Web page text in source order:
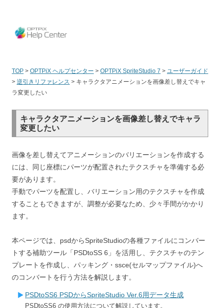
TOP > OPTPiX ヘルプセンター > OPTPiX SpriteStudio 7 > ユーザーガイド
> 逆引きリファレンス > キャラクタアニメーションを画像差し替えでキャ
ラ変更したい
キャラクタアニメーションを画像差し替えでキャラ
変更したい
画像を差し替えてアニメーションのバリエーションを作成する
には、同じ座標にパーツが配置されたテクスチャを準備する必
要があります。
手動でパーツを配置し、バリエーション用のテクスチャを作成
することもできますが、調整が必要なため、少々手間がかかり
ます。
本ページでは、psdからSpriteStudioの各種ファイルにコンバー
トする補助ツール「PSDtoSS 6」を活用し、テクスチャのテン
プレートを作成し、パッキング・ssce(セルマップファイル)へ
のコンバートを行う方法を解説します。
PSDtoSS6 PSDからSpriteStudio Ver.6用データ生成
PSDtoSS6 の使用方法について解説しています。